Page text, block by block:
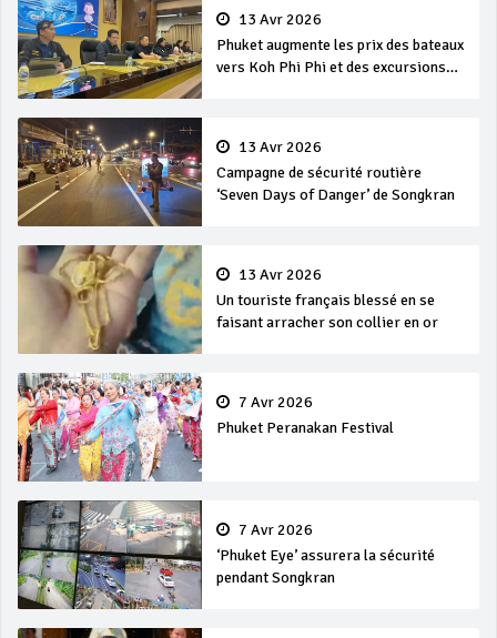
13 Avr 2026
Phuket augmente les prix des bateaux
vers Koh Phi Phi et des excursions
13 Avr 2026
Campagne de sécurité routière
‘Seven Days of Danger’ de Songkran
13 Avr 2026
Un touriste français blessé en se
faisant arracher son collier en or
7 Avr 2026
Phuket Peranakan Festival
7 Avr 2026
‘Phuket Eye’ assurera la sécurité
pendant Songkran